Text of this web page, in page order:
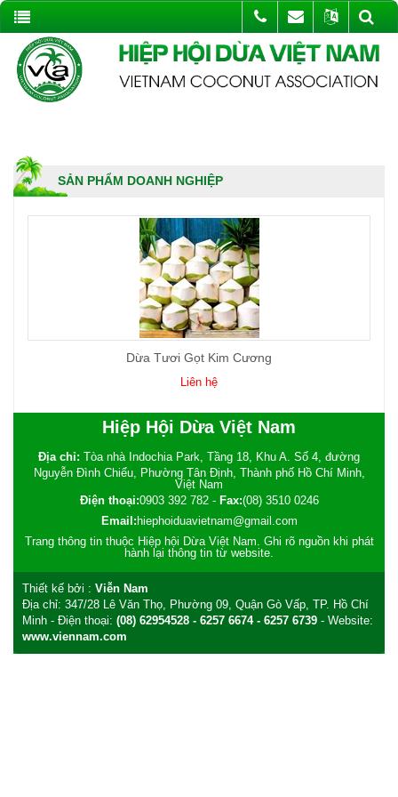
SẢN PHẨM DOANH NGHIỆP
Dừa Tươi Gọt Kim Cương
Liên hệ
Hiệp Hội Dừa Việt Nam
Địa chỉ: Tòa nhà Indochia Park, Tầng 18, Khu A. Số 4, đường
Nguyễn Đình Chiểu, Phường Tân Định, Thành phố Hồ Chí Minh,
Việt Nam
Điện thoại:0903 392 782- Fax:(08) 3510 0246
Email: hiephoiduavietnam@gmail.com
Trang thông tin thuộc Hiệp hội Dừa Việt Nam. Ghi rõ nguồn khi phát
hành lại thông tin từ website.
Thiết kế bởi : Viễn Nam
Địa chỉ: 347/28 Lê Văn Thọ, Phường 09, Quận Gò Vấp, TP. Hồ Chí
Minh - Điện thoại: (08) 62954528 - 6257 6674 - 6257 6739 - Website:
www.viennam.com